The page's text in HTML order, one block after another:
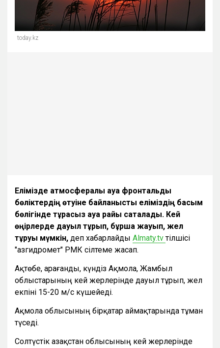
today.kz
Елімізде атмосфералық ауа фронтальдық
бөліктердің өтуіне байланысты еліміздің басым
бөлігінде тұрақсыз ауа райы сақталады. Кей
өңірлерде дауыл тұрып, бұршақ жауып, жел
тұруы мүмкін, деп хабарлайды Аlmaty.tvтілшісі
"Қазгидромет" РМК сілтеме жасап.
Ақтөбе, Қарағанды, күндіз Ақмола, Жамбыл
облыстарының кей жерлерінде дауыл тұрып, жел
екпіні 15-20 м/с күшейеді.
Ақмола облысының бірқатар аймақтарында тұман
түседі.
Солтүстік Қазақстан облысының кей жерлерінде